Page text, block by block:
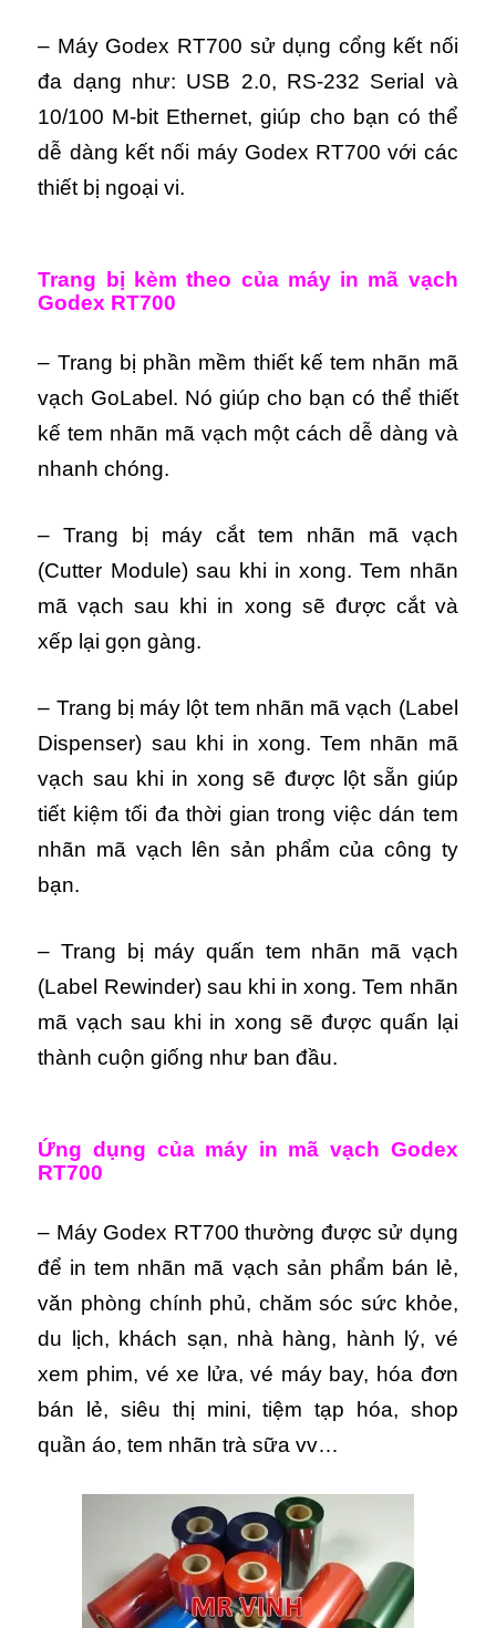
– Máy Godex RT700 sử dụng cổng kết nối
đa dạng như: USB 2.0, RS-232 Serial và
10/100 M-bit Ethernet, giúp cho bạn có thể
dễ dàng kết nối máy Godex RT700 với các
thiết bị ngoại vi.
Trang bị kèm theo của máy in mã vạch
Godex RT700
– Trang bị phần mềm thiết kế tem nhãn mã
vạch GoLabel. Nó giúp cho bạn có thể thiết
kế tem nhãn mã vạch một cách dễ dàng và
nhanh chóng.
– Trang bị máy cắt tem nhãn mã vạch
(Cutter Module) sau khi in xong. Tem nhãn
mã vạch sau khi in xong sẽ được cắt và
xếp lại gọn gàng.
– Trang bị máy lột tem nhãn mã vạch (Label
Dispenser) sau khi in xong. Tem nhãn mã
vạch sau khi in xong sẽ được lột sẵn giúp
tiết kiệm tối đa thời gian trong việc dán tem
nhãn mã vạch lên sản phẩm của công ty
bạn.
– Trang bị máy quấn tem nhãn mã vạch
(Label Rewinder) sau khi in xong. Tem nhãn
mã vạch sau khi in xong sẽ được quấn lại
thành cuộn giống như ban đầu.
Ứng dụng của máy in mã vạch Godex
RT700
– Máy Godex RT700 thường được sử dụng
để in tem nhãn mã vạch sản phẩm bán lẻ,
văn phòng chính phủ, chăm sóc sức khỏe,
du lịch, khách sạn, nhà hàng, hành lý, vé
xem phim, vé xe lửa, vé máy bay, hóa đơn
bán lẻ, siêu thị mini, tiệm tạp hóa, shop
quần áo, tem nhãn trà sữa vv…